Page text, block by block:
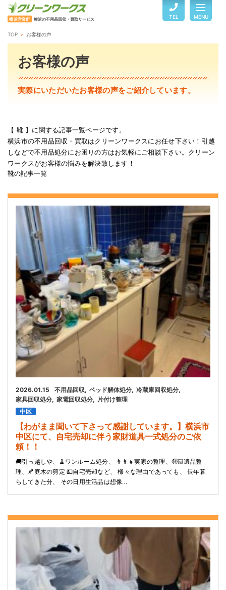
横浜営業所 横浜の不用品回収・買取サービス TEL MENU
サービスのご案内
回収品目・料金
お客様の声
お問い合わせ
会社概要
キャンペーン
WEB割引券プレゼント！
TOP お客様の声
お客様の声
実際にいただいたお客様の声をご紹介しています。
【 靴 】に関する記事一覧ページです。
横浜市の不用品回収・買取はクリーンワークスにお任せ下さい！引越
しなどで不用品処分にお困りの方はお気軽にご相談下さい。クリーン
ワークスがお客様の悩みを解決致します！
靴の記事一覧
2026.01.15 不用品回収 ベッド解体処分 冷蔵庫回収処分
家具回収処分 家電回収処分
片付け整理
中区
【わがまま聞いて下さって感謝しています。】横浜市
中区にて、自宅売却に伴う家財道具一式処分のご依
頼！！
🚚引っ越しや、🧹ワンルーム処分、 👨‍👩‍👧実家の整理、🧓🏻遺品整
理、🍂庭木の剪定 💵自宅売却など、 様々な理由であっても、 長年暮
らしてきた分、 その日用生活品は想像…